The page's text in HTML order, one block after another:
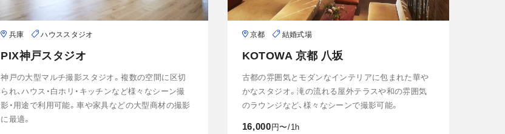
兵庫 ハウススタジオ
PIX神戸スタジオ
神戸の大型マルチ撮影スタジオ。複数の空間に区切
られ、ハウス・白ホリ・キッチンなど様々なシーン撮
影・用途で利用可能。車や家具などの大型商材の撮影
に最適。
京都 結婚式場
KOTOWA 京都 八坂
古都の雰囲気とモダンなインテリアに包まれた華や
かなスタジオ。滝の流れる屋外テラスや和の雰囲気
のラウンジなど、様々なシーンで撮影可能。
16,000円〜/1h